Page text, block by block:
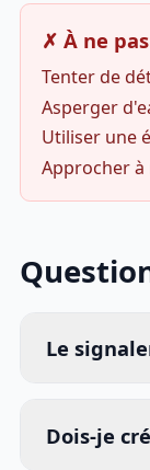
✗ À ne
Tenter de
Asperger
Utiliser une
Approcher à
Le
Dois-je